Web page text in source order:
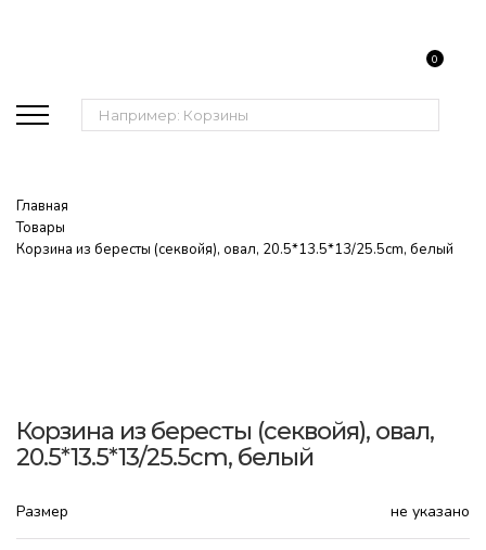
Поиск:
0
Главная
Товары
Корзина из бересты (секвойя), овал, 20.5*13.5*13/25.5cm, белый
Корзина из бересты (секвойя), овал,
20.5*13.5*13/25.5cm, белый
Размер не указано